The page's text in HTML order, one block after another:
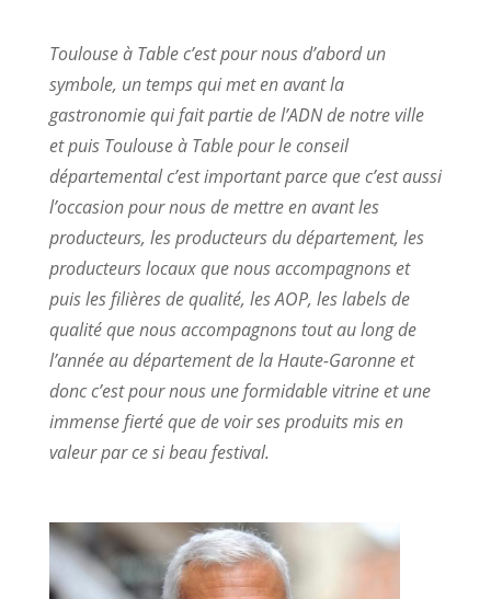
Toulouse à Table c’est pour nous d’abord un
symbole, un temps qui met en avant la
gastronomie qui fait partie de l’ADN de notre ville
et puis Toulouse à Table pour le conseil
départemental c’est important parce que c’est aussi
l’occasion pour nous de mettre en avant les
producteurs, les producteurs du département, les
producteurs locaux que nous accompagnons et
puis les filières de qualité, les AOP, les labels de
qualité que nous accompagnons tout au long de
l’année au département de la Haute-Garonne et
donc c’est pour nous une formidable vitrine et une
immense fierté que de voir ses produits mis en
valeur par ce si beau festival.